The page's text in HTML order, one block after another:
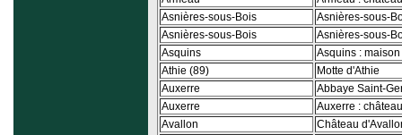
Asnières-sous-Bois
Asnières-sous-
Asnières-sous-Bois
Asnières-sous-
Asquins
Asquins :
Athie (89)
Motte d'Athie
Auxerre
Abbaye Saint-
Auxerre
Auxerre :
Avallon
Château